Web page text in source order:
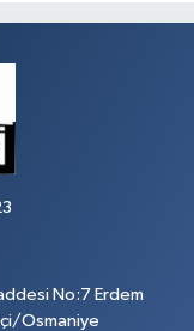
No:7 Erdem
Osmaniye